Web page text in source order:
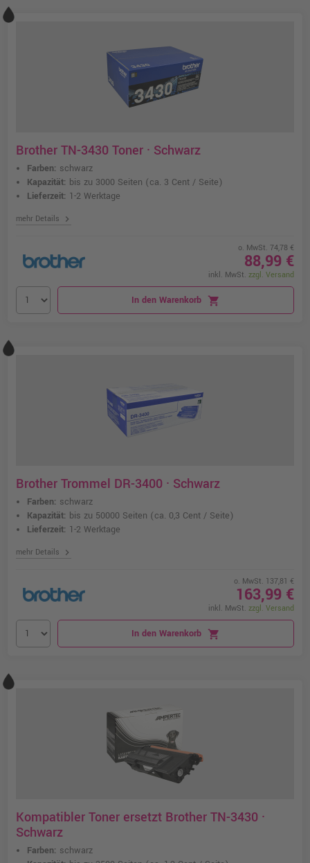
Brother TN-3430 Toner · Schwarz
Farben: schwarz
Kapazität: bis zu 3000 Seiten (ca. 3 Cent / Seite)
Lieferzeit: 1-2 Werktage
mehr Details chevron_right
o. MwSt. 74,78 €
88,99 €
inkl. MwSt. zzgl. Versand
In den Warenkorb shopping_cart
Brother Trommel DR-3400 · Schwarz
Farben: schwarz
Kapazität: bis zu 50000 Seiten (ca. 0,3 Cent / Seite)
Lieferzeit: 1-2 Werktage
mehr Details chevron_right
o. MwSt. 137,81 €
163,99 €
inkl. MwSt. zzgl. Versand
In den Warenkorb shopping_cart
Kompatibler Toner ersetzt Brother TN-3430 ·
Schwarz
Farben: schwarz